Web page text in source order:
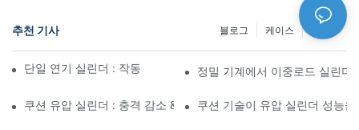
추천 기사 케이스
블로그
단일 연기 실린더 : 작동 방식 & 공통 응용 프로그램정밀 기계에서 이중로드 실린더
쿠션 유압 실린더 : 충격 감소 & 수명 연장쿠션 기술이 유압 실린더 성능